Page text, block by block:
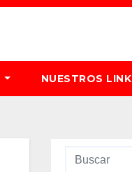
NUESTROS